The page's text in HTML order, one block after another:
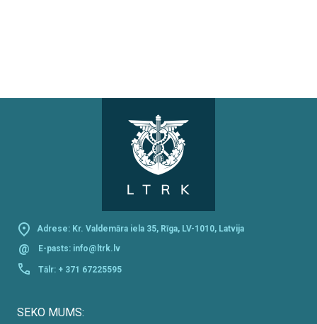
Adrese: Kr. Valdemāra iela 35, Rīga, LV-1010, Latvija
@ E-pasts: info@ltrk.lv
Tālr: + 371 67225595
SEKO MUMS: